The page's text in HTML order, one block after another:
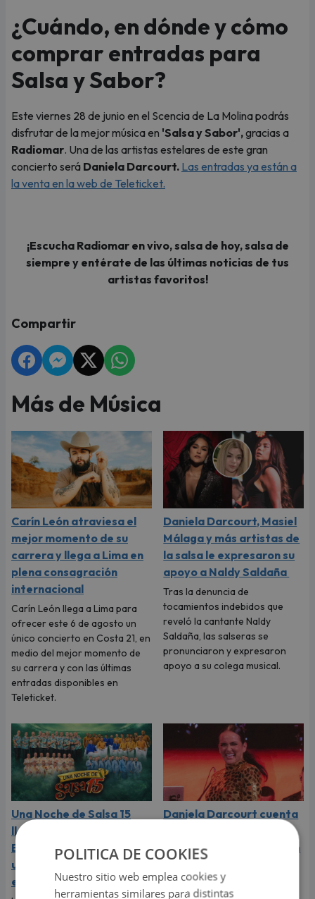
¿Cuándo, en dónde y cómo
comprar entradas para
Salsa y Sabor?
Este viernes 28 de junio en el Scencia de La Molina podrás
disfrutar de la mejor música en 'Salsa y Sabor',gracias a
Radiomar. Una de las artistas estelares de este gran
concierto será Daniela Darcourt. Las entradas ya están a
la venta en la web de Teleticket.
¡Escucha Radiomar en vivo, salsa de hoy, salsa de
siempre y entérate de las últimas noticias de tus
artistas favoritos!
Compartir
Más de Música
Carín León atraviesa el
mejor momento de su
carrera y llega a Lima en
plena consagración
internacional
Carín León llega a Lima para
ofrecer este 6 de agosto un
único concierto en Costa 21, en
medio del mejor momento de
su carrera y con las últimas
entradas disponibles en
Teleticket.
Daniela Darcourt, Masiel
Málaga y más artistas de
la salsa le expresaron su
apoyo a Naldy Saldaña
Tras la denuncia de
tocamientos indebidos que
reveló la cantante Naldy
Saldaña, las salseras se
pronunciaron y expresaron
apoyo a su colega musical.
Una Noche de Salsa 15
llega por primera vez al
Estadio San Marcos con
una lluvia cargada de
estrellas de la música
Daniela Darcourt cuenta
retirada del escenario en
pleno concierto
La artista aseguró que cumplió
POLITICA DE COOKIES
Nuestro sitio web emplea cookies y
herramientas similares para distintas